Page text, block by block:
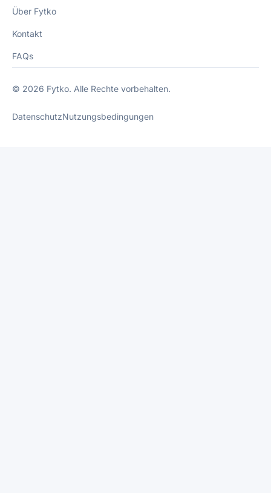
Über Fytko
Kontakt
FAQs
© 2026 Fytko. Alle Rechte vorbehalten.
DatenschutzNutzungsbedingungen